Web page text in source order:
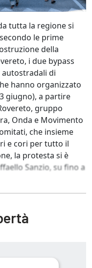
tutta la regione si
le prime
della
i due bypass
di
hanno organizzato
giugno), a partire
gruppo
Onda e Movimento
che insieme
e cori per tutto il
la protesta si è
Sanzio, su fino a